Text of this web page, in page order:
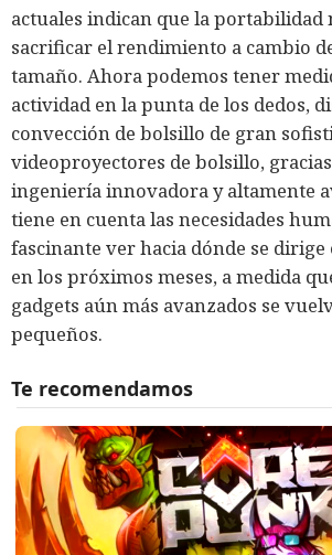
actuales indican que la portabilidad
sacrificar el rendimiento a cambio
tamaño. Ahora podemos tener
actividad en la punta de los dedos,
convección de bolsillo de gran
videoproyectores de bolsillo,
ingeniería innovadora y altamente
tiene en cuenta las necesidades
fascinante ver hacia dónde se dirige
en los próximos meses, a medida
gadgets aún más avanzados se
pequeños.